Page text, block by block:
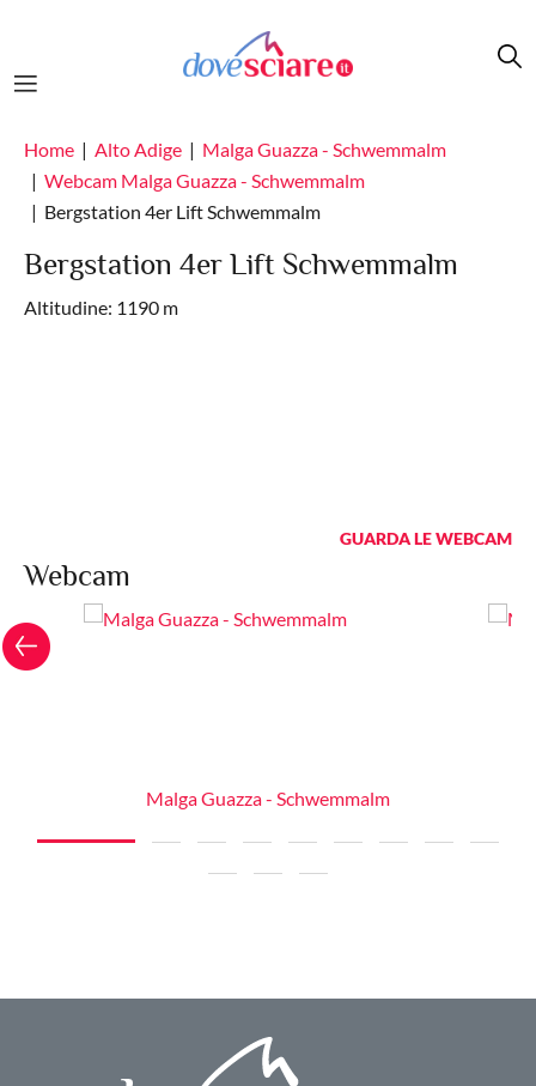
Home Alto Adige
Malga Guazza - Schwemmalm
Webcam Malga Guazza - Schwemmalm
Bergstation 4er Lift Schwemmalm
Bergstation 4er Lift Schwemmalm
Altitudine: 1190 m
Webcam
GUARDA LE WEBCAM
Malga Guazza - Schwemmalm